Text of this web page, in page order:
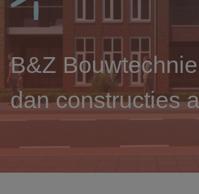
B&Z
dan constructies